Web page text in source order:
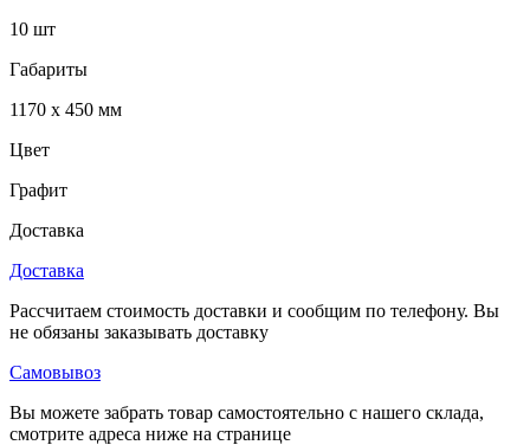
10 шт
Габариты
1170 x 450 мм
Цвет
Графит
Доставка
Доставка
Рассчитаем стоимость доставки и сообщим по телефону. Вы
не обязаны заказывать доставку
Самовывоз
Вы можете забрать товар самостоятельно с нашего склада,
смотрите адреса ниже на странице